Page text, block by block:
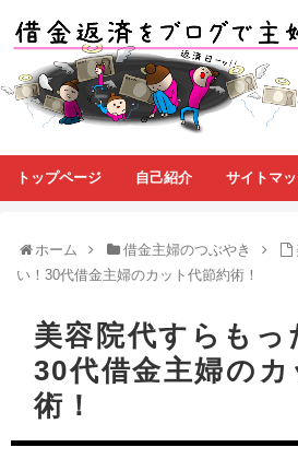
トップページ 自己紹介 サイトマ
ホーム 借金主婦のつぶやき
い！30代借金主婦のカット代節約術！
美容院代すらもっ
30代借金主婦の
術！